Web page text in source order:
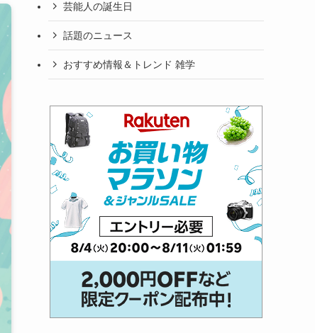
芸能人の誕生日
話題のニュース
おすすめ情報＆トレンド 雑学